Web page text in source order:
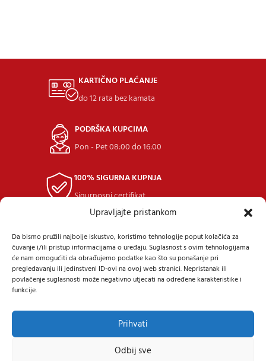
Upravljajte pristankom
Da bismo pružili najbolje iskustvo, koristimo tehnologije poput kolačića za
čuvanje i/ili pristup informacijama o uređaju. Suglasnost s ovim tehnologijama
će nam omogućiti da obrađujemo podatke kao što su ponašanje pri
pregledavanju ili jedinstveni ID-ovi na ovoj web stranici. Nepristanak ili
povlačenje suglasnosti može negativno utjecati na određene karakteristike i
funkcije.
Prihvati
Odbij sve
KARTIČNO PLAĆANJE
do 12 rata bez kamata
PODRŠKA KUPCIMA
Pon - Pet 08:00 do 16:00
100% SIGURNA KUPNJA
Sigurnosni certifikat
u roku 14 dana
Samoborska cesta 9, 10434 Strmec Samoborski
Tel: +385 (91) 40 40 338